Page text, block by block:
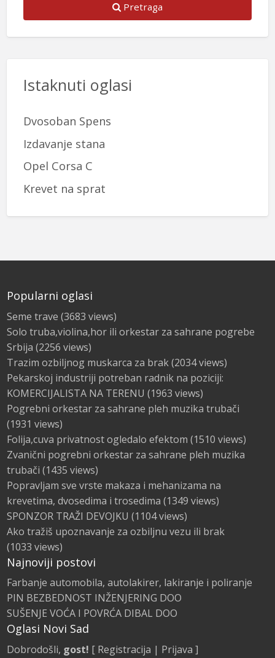
Pretraga
Istaknuti oglasi
Dvosoban Spens
Izdavanje stana
Opel Corsa C
Krevet na sprat
Popularni oglasi
Seme trave (3683 views)
Solo truba,violina,hor ili orkestar za sahrane pogrebe
Srbija (2256 views)
Trazim ozbiljnog muskarca za brak(2034 views)
Pekarskoj industriji potreban radnik na poziciji:
KOMERCIJALISTA NA TERENU (1963 views)
Pogrebni orkestar za sahrane pleh muzika trubači
(1931 views)
Folija,cuva privatnost ogledalo efektom (1510 views)
Zvanični pogrebni orkestar za sahrane pleh muzika
trubači (1435 views)
Popravljam sve vrste makaza i mehanizama na
krevetima, dvosedima i trosedima (1349 views)
SPONZOR TRAŽI DEVOJKU (1104 views)
Ako tražiš upoznavanje za ozbiljnu vezu ili brak
(1033 views)
Najnoviji postovi
Farbanje automobila, autolakirer, lakiranje i poliranje
PIN BEZBEDNOST INŽENJERING DOO
SUŠENJE VOĆA I POVRĆA DIBAL DOO
Oglasi Novi Sad
Dobrodošli, gost! [ Registracija | Prijava ]